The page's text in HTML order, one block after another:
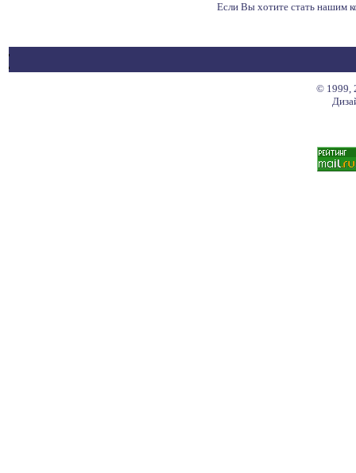
Если Вы хотите стать нашим
© 1999,